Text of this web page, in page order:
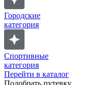
Городские
категория
Спортивные
категория
Перейти в каталог
Подобрать путевку